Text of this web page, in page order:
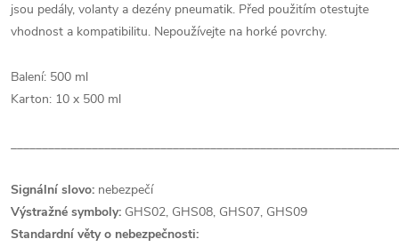
jsou pedály, volanty a dezény pneumatik. Před použitím otestujte
vhodnost a kompatibilitu. Nepoužívejte na horké povrchy.
Balení: 500 ml
Karton: 10 x 500 ml
Signální slovo: nebezpečí
Výstražné symboly: GHS02, GHS08, GHS07, GHS09
Standardní věty o nebezpečnosti: